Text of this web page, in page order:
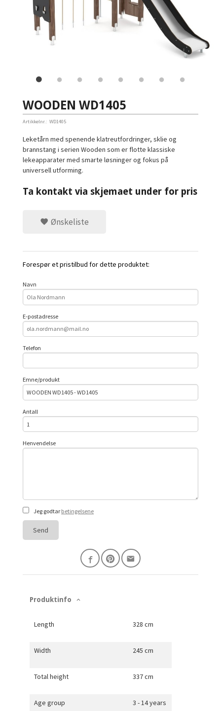
WOODEN WD1405
Artikkelnr.: WD1405
Leketårn med spenende klatreutfordringer, sklie og
brannstang i serien Wooden som er flotte klassiske
lekeapparater med smarte løsninger og fokus på
universell utforming.
Ta kontakt via skjemaet under for pris
Ønskeliste
Forespør et pristilbud for dette produktet:
Navn
E-postadresse
Telefon
Emne/produkt
Antall
Henvendelse
Jeg godtar betingelsene
Send
Produktinfo
Length 328 cm
Width 245 cm
Total height 337 cm
Age group 3 - 14 years